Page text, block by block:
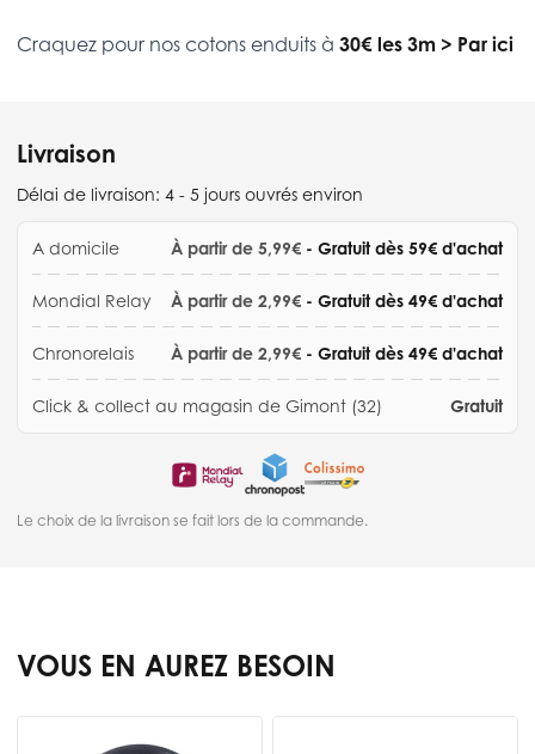
Craquez pour nos cotons enduits à 30€ les 3m > Par ici
Livraison
Délai de livraison: 4 - 5 jours ouvrés environ
A domicile À partir de 5,99€ - Gratuit dès 59€ d'achat
Mondial Relay À partir de 2,99€ - Gratuit dès 49€ d'achat
Chronorelais À partir de 2,99€ - Gratuit dès 49€ d'achat
Click & collect au magasin de Gimont (32) Gratuit
Le choix de la livraison se fait lors de la commande.
VOUS EN AUREZ BESOIN
Press to skip carousel